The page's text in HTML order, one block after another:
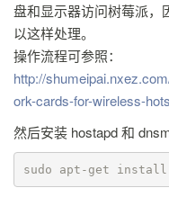
盘和显示器访问树莓派，
以这样处理。
操作流程可参照：
http://
ork-cards-for-wireless-
然后安装 hostapd 和
sudo apt-get install